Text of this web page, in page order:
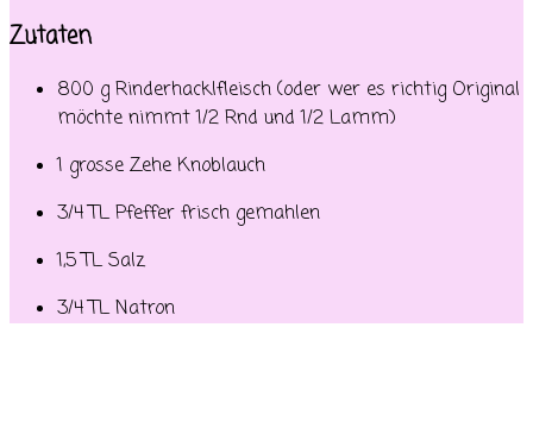
Zutaten
800 g Rinderhacklfleisch (oder wer es richtig Original
möchte nimmt 1/2 Rnd und 1/2 Lamm)
1 grosse Zehe Knoblauch
3/4 TL Pfeffer frisch gemahlen
1,5 TL Salz
3/4 TL Natron